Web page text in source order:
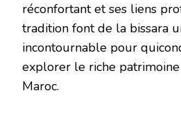
réconfortant et ses liens
tradition font de la bissara
incontournable pour
explorer le riche
Maroc.